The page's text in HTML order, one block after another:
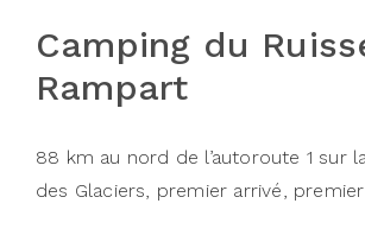
Camping du
Rampart
88 km au nord de l’autoroute 1 sur
des Glaciers, premier arrivé,